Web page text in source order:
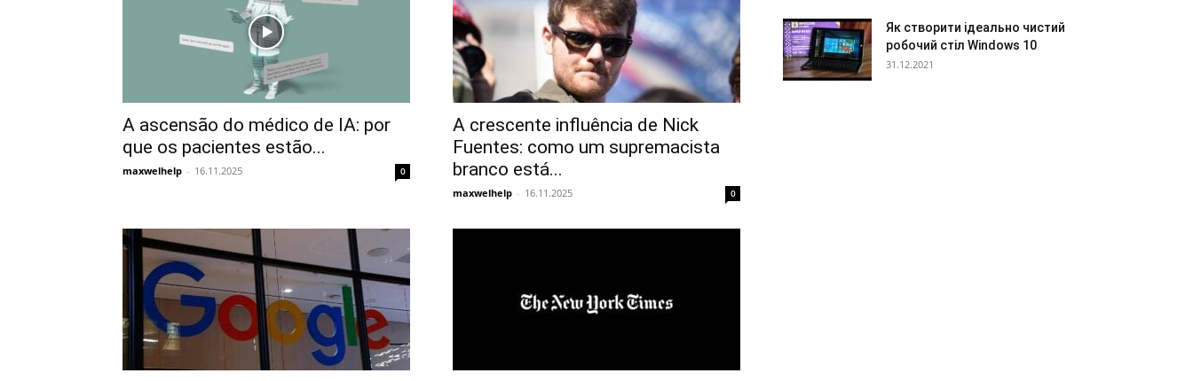
A ascensão do médico de IA: por
que os pacientes estão...
maxwelhelp - 16.11.2025 0
A crescente influência de Nick
Fuentes: como um supremacista
branco está...
maxwelhelp - 16.11.2025 0
Як створити ідеально чистий
робочий стіл Windows 10
31.12.2021